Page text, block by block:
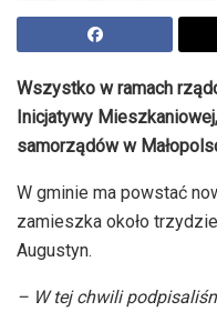
Wszystko w ramach
Inicjatywy
samorządów w
W gminie ma powstać
zamieszka około
Augustyn.
– W tej chwili